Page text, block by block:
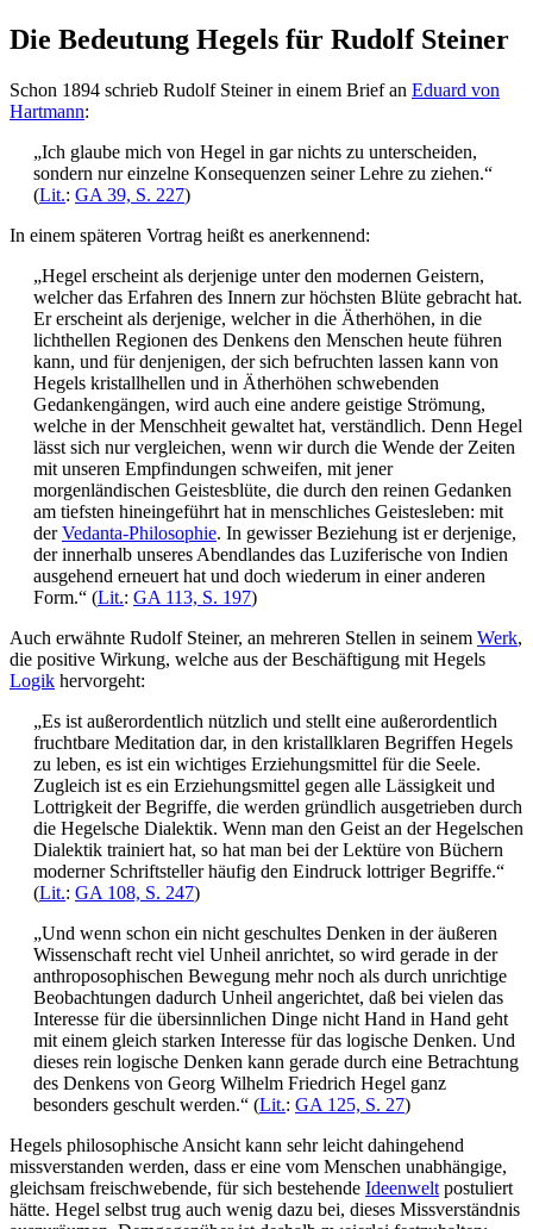
Die Bedeutung Hegels für Rudolf Steiner
Schon 1894 schrieb Rudolf Steiner in einem Brief an Eduard von
Hartmann:
„Ich glaube mich von Hegel in gar nichts zu unterscheiden,
sondern nur einzelne Konsequenzen seiner Lehre zu ziehen.“
(Lit.: GA 39, S. 227)
In einem späteren Vortrag heißt es anerkennend:
„Hegel erscheint als derjenige unter den modernen Geistern,
welcher das Erfahren des Innern zur höchsten Blüte gebracht hat.
Er erscheint als derjenige, welcher in die Ätherhöhen, in die
lichthellen Regionen des Denkens den Menschen heute führen
kann, und für denjenigen, der sich befruchten lassen kann von
Hegels kristallhellen und in Ätherhöhen schwebenden
Gedankengängen, wird auch eine andere geistige Strömung,
welche in der Menschheit gewaltet hat, verständlich. Denn Hegel
lässt sich nur vergleichen, wenn wir durch die Wende der Zeiten
mit unseren Empfindungen schweifen, mit jener
morgenländischen Geistesblüte, die durch den reinen Gedanken
am tiefsten hineingeführt hat in menschliches Geistesleben: mit
derVedanta-Philosophie. In gewisser Beziehung ist er derjenige,
der innerhalb unseres Abendlandes das Luziferische von Indien
ausgehend erneuert hat und doch wiederum in einer anderen
Form.“ (Lit.: GA 113, S. 197)
Auch erwähnte Rudolf Steiner, an mehreren Stellen in seinem Werk,
die positive Wirkung, welche aus der Beschäftigung mit Hegels
Logik hervorgeht:
„Es ist außerordentlich nützlich und stellt eine außerordentlich
fruchtbare Meditation dar, in den kristallklaren Begriffen Hegels
zu leben, es ist ein wichtiges Erziehungsmittel für die Seele.
Zugleich ist es ein Erziehungsmittel gegen alle Lässigkeit und
Lottrigkeit der Begriffe, die werden gründlich ausgetrieben durch
die Hegelsche Dialektik. Wenn man den Geist an der Hegelschen
Dialektik trainiert hat, so hat man bei der Lektüre von Büchern
moderner Schriftsteller häufig den Eindruck lottriger Begriffe.“
(Lit.: GA 108, S. 247)
„Und wenn schon ein nicht geschultes Denken in der äußeren
Wissenschaft recht viel Unheil anrichtet, so wird gerade in der
anthroposophischen Bewegung mehr noch als durch unrichtige
Beobachtungen dadurch Unheil angerichtet, daß bei vielen das
Interesse für die übersinnlichen Dinge nicht Hand in Hand geht
mit einem gleich starken Interesse für das logische Denken. Und
dieses rein logische Denken kann gerade durch eine Betrachtung
des Denkens von Georg Wilhelm Friedrich Hegel ganz
besonders geschult werden.“ (Lit.: GA 125, S. 27)
Hegels philosophische Ansicht kann sehr leicht dahingehend
missverstanden werden, dass er eine vom Menschen unabhängige,
gleichsam freischwebende, für sich bestehende Ideenwelt postuliert
hätte. Hegel selbst trug auch wenig dazu bei, dieses Missverständnis